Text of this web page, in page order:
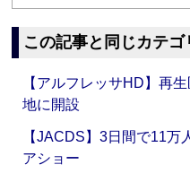
この記事と同じカテ
【アルフレッサHD】再
地に開設
【JACDS】3日間で11万
アショー